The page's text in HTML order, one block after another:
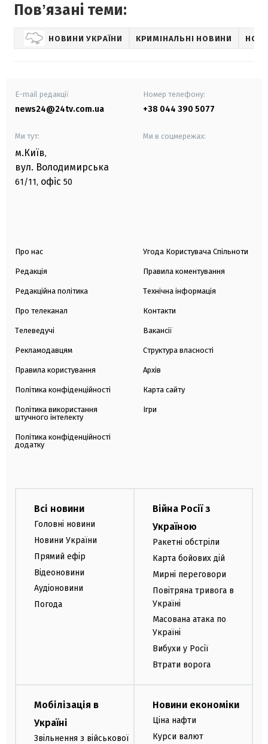
Повʼязані теми:
НОВИНИ УКРАЇНИ КРИМІНАЛЬНІ НОВИНИ
E-mail редакції
news24@24tv.com.ua
Номер телефону:
+38 044 390 5077
Ми тут:
м.Київ,
вул. Володимирська
61/11, офіс 50
Ми в соцмережах:
Про нас
Редакція
Редакційна політика
Про телеканал
Телеведучі
Рекламодавцям
Правила користування
Політика конфіденційності
Політика використання
штучного інтелекту
Політика конфіденційності
додатку
Угода Користувача Спільноти
Правила коментування
Технічна інформація
Контакти
Вакансії
Структура власності
Архів
Карта сайту
Ігри
Всі новини
Головні новини
Новини України
Прямий ефір
Відеоновини
Аудіоновини
Погода
Війна Росії з
Україною
Ракетні обстріли
Карта бойових дій
Мирні переговори
Повітряна тривога в
Україні
Масована атака по
Україні
Вибухи у Росії
Втрати ворога
Мобілізація в
Україні
Звільнення з військової
Новини економіки
Ціна нафти
Курси валют